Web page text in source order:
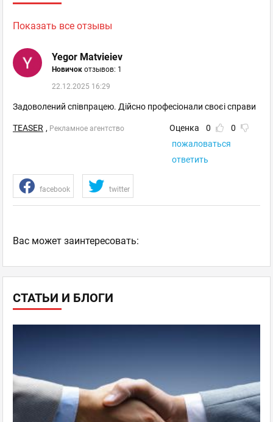
СТАТЬИ И БЛОГИ
Показать все отзывы
Yegor Matvieiev
Новичок отзывов: 1
22.12.2025 16:29
Задоволений співпрацею. Дійсно професіонали своєі справи
TEASER , Рекламное агентство Оценка 0
0
пожаловаться
ответить
facebook twitter
Ваc может заинтересовать: